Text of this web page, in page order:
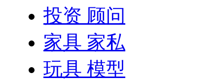
投资 顾问
家具 家私
玩具 模型